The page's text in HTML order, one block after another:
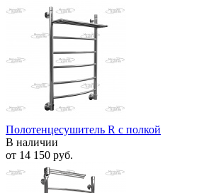
Полотенцесушитель R с полкой
В наличии
от 14 150 руб.